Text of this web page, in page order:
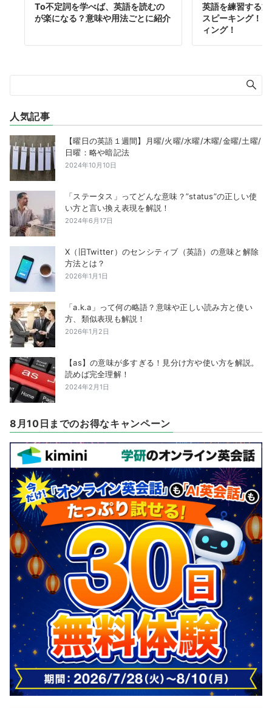
To不定詞を学べば、英語を読むの
が楽になる？意味や用法ごとに紹介
英語を練習する
スピーキング！
ィング！
人気記事
【曜日の英語１週間】月曜/火曜/水曜/木曜/金曜/土曜/
日曜：略や暗記法
2024年10月10日
「ステータス」ってどんな意味？”status”の正しい使
い方と言い換え表現を解説！
2024年6月17日
X（旧Twitter）のセンシティブ（英語）の意味と解除
方法とは？
2026年1月1日
「a.k.a」って何の略語？意味や正しい読み方と使い
方、類似表現も解説！
2026年1月2日
【as】の意味が多すぎる！見分け方や使い方を解説。
読めば完全理解！
2024年2月1日
8月10日までのお得なキャンペーン